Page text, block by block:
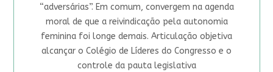
“adversárias”. Em comum, convergem na agenda
moral de que a reivindicação pela autonomia
feminina foi longe demais. Articulação objetiva
alcançar o Colégio de Líderes do Congresso e o
controle da pauta legislativa